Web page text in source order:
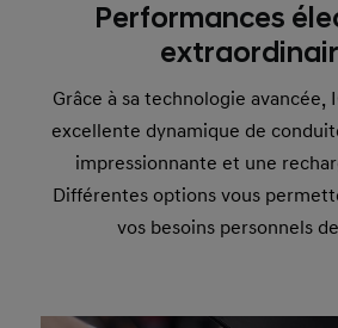
Performances
Grâce à sa technologie avancée,
excellente dynamique de
impressionnante et une
Différentes options vous
vos besoins personnels